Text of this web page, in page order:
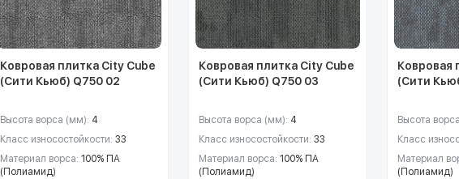
Ковровая плитка City Cube
(Сити Кьюб) Q750 02
Высота ворса (мм): 4
Класс износостойкости: 33
Материал ворса: 100% ПА
(Полиамид)
Ковровая плитка City Cube
(Сити Кьюб) Q750 03
Высота ворса (мм): 4
Класс износостойкости: 33
Материал ворса: 100% ПА
(Полиамид)
Ковровая
(Сити
Высота
Класс
Материал
(Полиамид)